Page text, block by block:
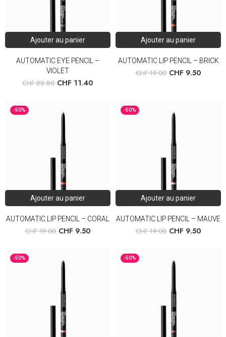
Ajouter au panier
AUTOMATIC EYE PENCIL –
VIOLET
CHF22.80 CHF 11.40
Ajouter au panier
AUTOMATIC LIP PENCIL – BRICK
CHF19.00 CHF 9.50
-50%
Ajouter au panier
AUTOMATIC LIP PENCIL – CORAL
CHF19.00 CHF 9.50
-50%
Ajouter au panier
AUTOMATIC LIP PENCIL – MAUVE
CHF19.00 CHF 9.50
-50% -50%